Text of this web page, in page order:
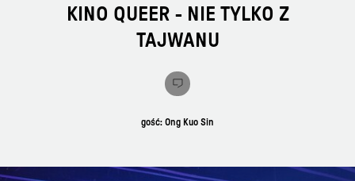
KINO QUEER - NIE TYLKO Z
TAJWANU
gość: Ong Kuo Sin